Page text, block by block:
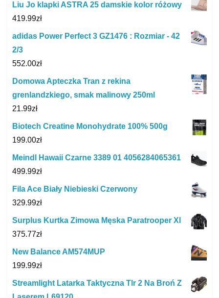
Liu Jo klapki ASTRA 25 damskie kolor różowy
419.99zł
adidas Power Perfect 3 GZ1476 : Rozmiar - 42
2/3
552.00zł
Domowa Apteczka Tran z rekina
grenlandzkiego, smak malinowy 250ml
21.99zł
Biotech Creatine Monohydrate 100% 500g
199.00zł
Meindl Hawaii Czarne 3389 01 4056284065361
499.99zł
Fila Ace Biały Niebieski Czerwony
329.99zł
Surplus Kurtka Zimowa Męska Paratrooper Xl
375.77zł
New Balance AM574MUP
199.99zł
Streamlight Latarka Taktyczna Tlr 2 Na Broń Z